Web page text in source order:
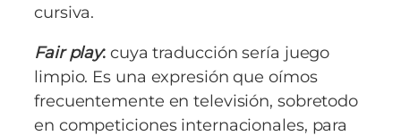
cursiva.
Fair play: cuya traducción sería juego
limpio. Es una expresión que oímos
frecuentemente en televisión, sobretodo
en competiciones internacionales, para